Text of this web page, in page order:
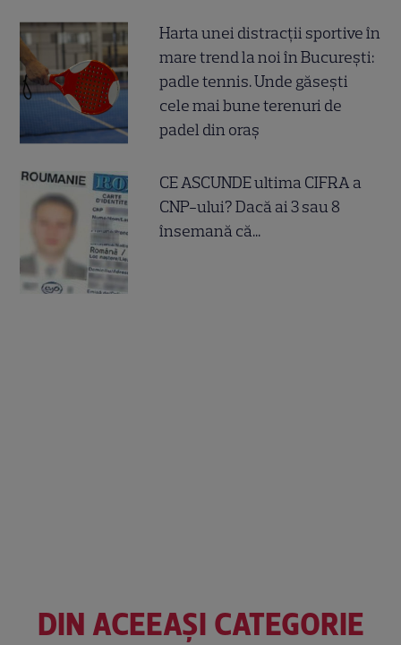
Harta unei distracții sportive în
mare trend la noi în București:
padle tennis. Unde găsești
cele mai bune terenuri de
padel din oraș
CE ASCUNDE ultima CIFRA a
CNP-ului? Dacă ai 3 sau 8
însemană că...
DIN ACEEAȘI CATEGORIE